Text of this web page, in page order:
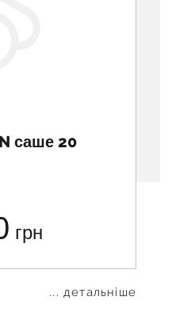
саше 20
грн
... детальніше